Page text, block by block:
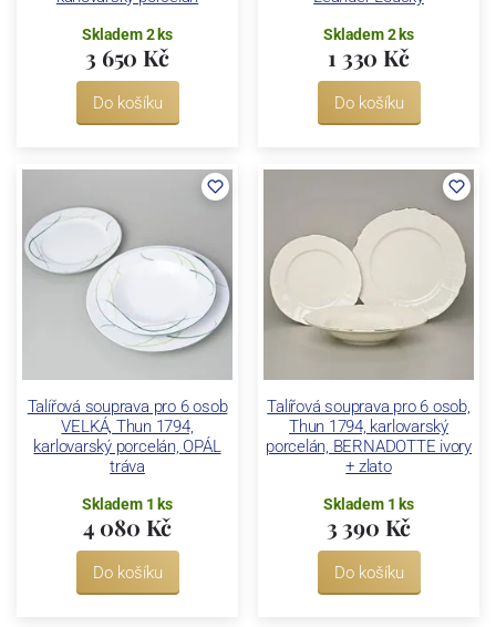
Skladem 2 ks
3 650 Kč
Do košíku
Skladem 2 ks
1 330 Kč
Do košíku
Talířová souprava pro 6 osob
VELKÁ, Thun 1794,
karlovarský porcelán, OPÁL
tráva
Skladem 1 ks
4 080 Kč
Do košíku
Talířová souprava pro 6 osob,
Thun 1794, karlovarský
porcelán, BERNADOTTE ivory
+ zlato
Skladem 1 ks
3 390 Kč
Do košíku